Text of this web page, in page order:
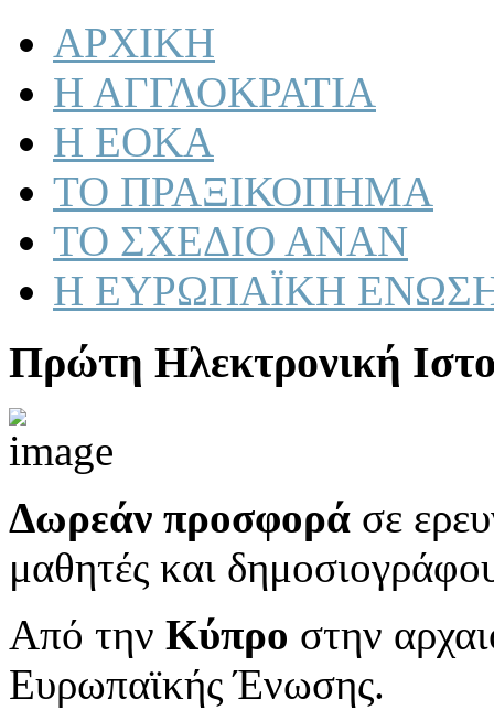
ΑΡΧΙΚΗ
Η ΑΓΓΛΟΚΡΑΤΙΑ
Η ΕΟΚΑ
ΤΟ ΠΡΑΞΙΚΟΠΗΜΑ
ΤΟ ΣΧΕΔΙΟ ΑΝΑΝ
Η ΕΥΡΩΠΑΪΚΗ
Πρώτη Ηλεκτρονική
Δωρεάν προσφορά σε
μαθητές και
Από την Κύπρο στην
Ευρωπαϊκής Ένωσης.